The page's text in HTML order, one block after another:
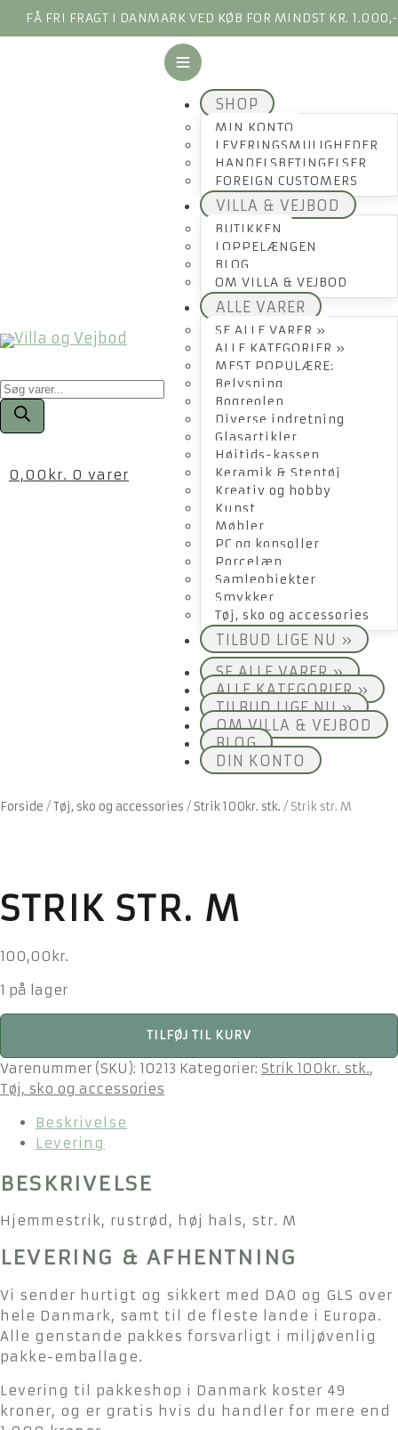
FÅ FRI FRAGT I DANMARK VED KØB FOR MINDST KR. 1.000,-
Products
search
0,00 kr. 0 varer
SHOP
MIN KONTO
LEVERINGSMULIGHEDER
HANDELSBETINGELSER
FOREIGN CUSTOMERS
VILLA & VEJBOD
BUTIKKEN
LOPPELÆNGEN
BLOG
OM VILLA & VEJBOD
ALLE VARER
SE ALLE VARER »
ALLE KATEGORIER »
MEST POPULÆRE:
Belysning
Bogreolen
Diverse indretning
Glasartikler
Højtids-kassen
Keramik & Stentøj
Kreativ og hobby
Kunst
Møbler
PC og konsoller
Porcelæn
Samleobjekter
Smykker
Tøj, sko og accessories
TILBUD LIGE NU »
SE ALLE VARER »
ALLE KATEGORIER »
TILBUD LIGE NU »
OM VILLA & VEJBOD
BLOG
DIN KONTO
Forside /Tøj, sko og accessories / Strik 100kr. stk. / Strik str. M
STRIK STR. M
100,00 kr.
1 på lager
Strik
M
antal
TILFØJ TIL KURV
Varenummer (SKU): 10213 Kategorier: Strik 100kr. stk.,
Tøj, sko og accessories
Beskrivelse
Levering
BESKRIVELSE
Hjemmestrik, rustrød, høj hals, str. M
LEVERING & AFHENTNING
Vi sender hurtigt og sikkert med DAO og GLS over
hele Danmark, samt til de fleste lande i Europa.
Alle genstande pakkes forsvarligt i miljøvenlig
pakke-emballage.
Levering til pakkeshop i Danmark koster 49
kroner, og er gratis hvis du handler for mere end